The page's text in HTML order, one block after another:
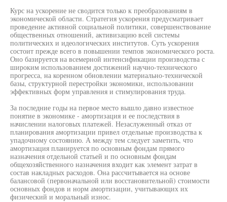
Курс на ускорение не сводится только к преобразованиям в
экономической области. Стратегия ускорения предусматривает
проведение активной социальной политики, совершенствование
общественных отношений, активизацию всей системы
политических и идеологических институтов. Суть ускорения
состоит прежде всего в повышении темпов экономического роста.
Оно базируется на всемерной интенсификации производства с
широким использованием достижений научно-технического
прогресса, на коренном обновлении материально-технической
базы, структурной перестройки экономики, использовании
эффективных форм управления и стимулирования труда.
За последние годы на первое место вышло давно известное
понятие в экономике - амортизация и ее последствия в
начислении налоговых платежей. Незаслуженный отказ от
планирования амортизации привел отдельные производства к
упадочному состоянию. А между тем следует заметить, что
амортизация планируется по основным фондам прямого
назначения отдельной статьей и по основным фондам
общехозяйственного назначения входит как элемент затрат в
состав накладных расходов. Она рассчитывается на основе
балансовой (первоначальной или восстановительной) стоимости
основных фондов и норм амортизации, учитывающих их
физический и моральный износ.